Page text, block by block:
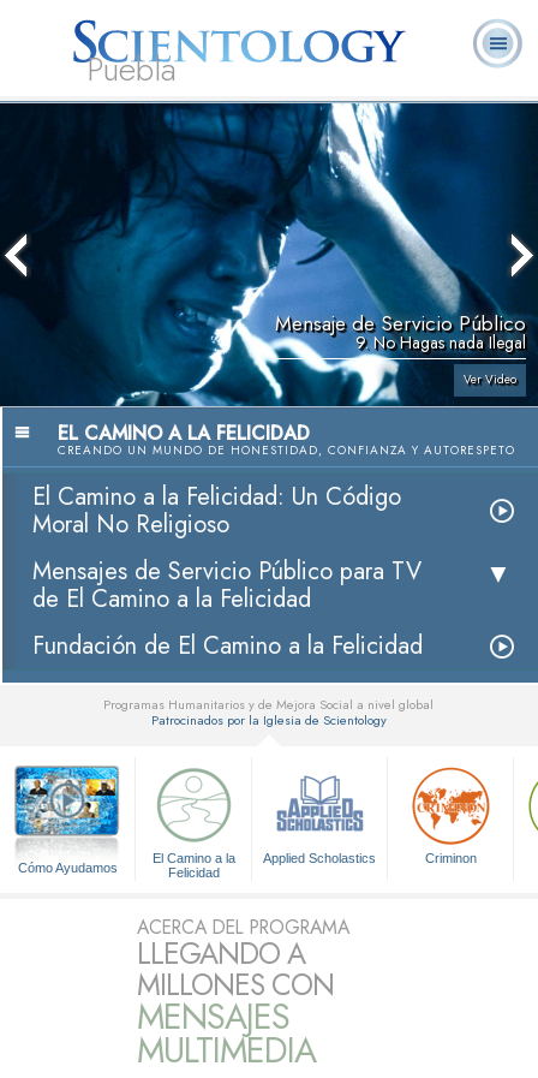
Puebla
¿Qué es
Scientology?
Ministros
Voluntarios
Preguntas
Frecuentes
Mensaje de Servicio Público
9. No Hagas nada Ilegal
Ver Video
EL CAMINO A LA FELICIDAD
CREANDO UN MUNDO DE HONESTIDAD, CONFIANZA Y AUTORESPETO
El Camino a la Felicidad: Un Código
Moral No Religioso
Mensajes de Servicio Público para TV
de El Camino a la Felicidad
Fundación de El Camino a la Felicidad
Programas Humanitarios y de Mejora Social a nivel global
Patrocinados por la Iglesia de Scientology
Cómo Ayudamos
El Camino a la
Felicidad
Applied Scholastics Criminon
ACERCA DEL PROGRAMA
LLEGANDO A
MILLONES CON
MENSAJES
MULTIMEDIA